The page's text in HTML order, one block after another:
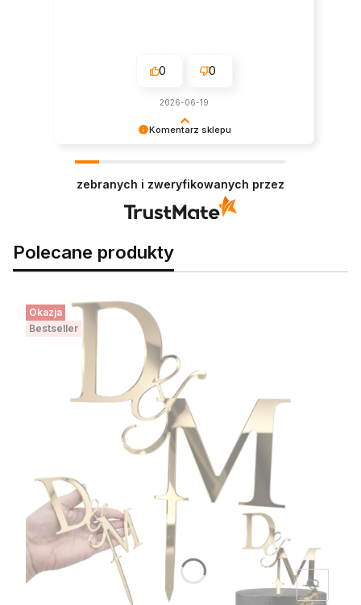
Komentarz sklepu
0 0
2026-06-19
zebranych i zweryfikowanych przez
Polecane produkty
Okazja
Bestseller